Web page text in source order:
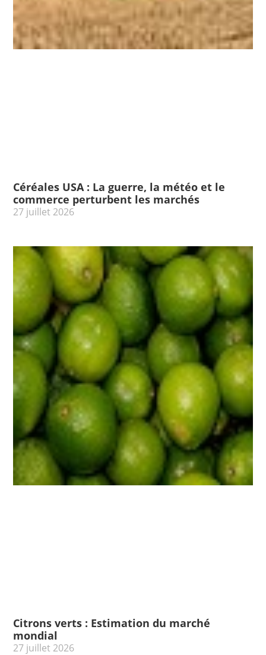
Céréales USA : La guerre, la météo et le
commerce perturbent les marchés
27 juillet 2026
Citrons verts : Estimation du marché
mondial
27 juillet 2026